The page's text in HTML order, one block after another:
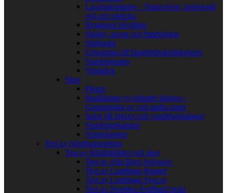
Lavinutrustning – Transceiver, lavinsond
och reccobricka
Ryggsäck till tälttur
Skidor, stavar och bindningar
Stighudar
Utrustning till långfärdsskridskoturer
Vandringsstav
Vindsäck
Skor
Pjäxor
Skalkängor vs fodrade kängor –
Genomgång av vad andra anser
Sulor till pjäxor och vandringskängor
Vandringskängor
Vinterkängor
Test av friluftsutrustning
Test av friluftskläder och skor
Test av Alfa Berg Advance
Test av Lundhags Ranger
Test av Lundhags Syncro
Test av Norrøna Svalbard jacka